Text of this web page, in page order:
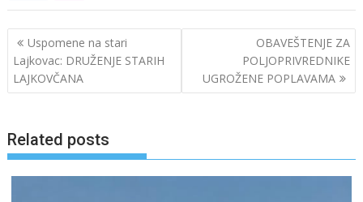
Post
navigation
Uspomene na stari
Lajkovac: DRUŽENJE STARIH
LAJKOVČANA
OBAVEŠTENJE ZA
POLJOPRIVREDNIKE
UGROŽENE POPLAVAMA
Related posts